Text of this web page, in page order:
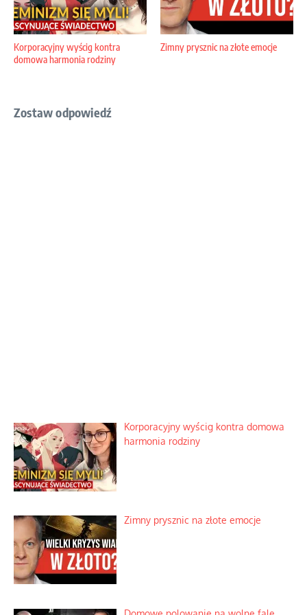
Korporacyjny wyścig kontra
domowa harmonia rodziny
Zimny prysznic na złote emocje
Zostaw odpowiedź
Korporacyjny wyścig kontra domowa
harmonia rodziny
Zimny prysznic na złote emocje